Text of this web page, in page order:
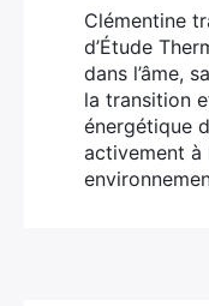
Clémentine
d’Étude
dans l’âme,
la transition
énergétique
activement à